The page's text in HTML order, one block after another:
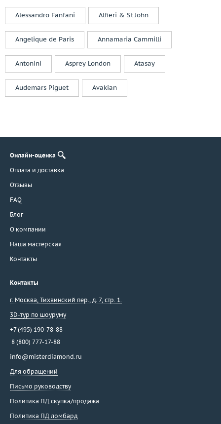
Чехия
Alessandro Fanfani Alfieri & St.John
Angelique de Paris Annamaria Cammilli
Antonini Asprey London Atasay
Audemars Piguet Avakian
Онлайн-оценка
Оплата и доставка
Отзывы
FAQ
Блог
О компании
Наша мастерская
Контакты
Контакты
г. Москва Тихвинский пер., д. 7, стр. 1.
3D-тур по шоуруму
+7 (495) 190-78-88
8 (800) 777-17-88
info@misterdiamond.ru
Для обращений
Письмо руководству
Политика ПД скупка/продажа
Политика ПД ломбард